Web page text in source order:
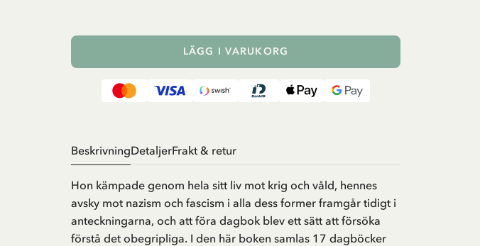
LÄGG I VARUKORG
BeskrivningDetaljerFrakt & retur
Hon kämpade genom hela sitt liv mot krig och våld, hennes
avsky mot nazism och fascism i alla dess former framgår tidigt i
anteckningarna, och att föra dagbok blev ett sätt att försöka
förstå det obegripliga. I den här boken samlas 17 dagböcker